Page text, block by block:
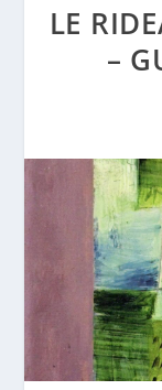
LE
–